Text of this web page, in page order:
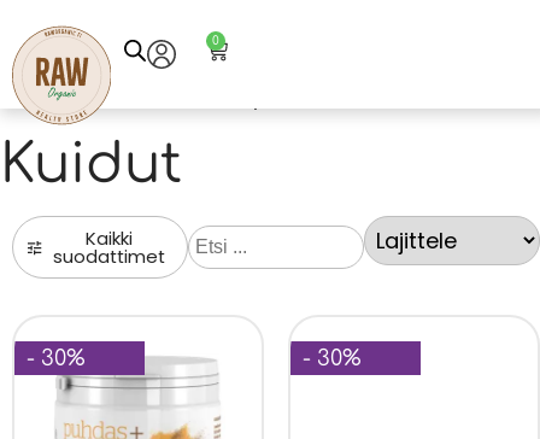
0
Etusivu
Kuidut
Kaikki
suodattimet
- 30% - 30%